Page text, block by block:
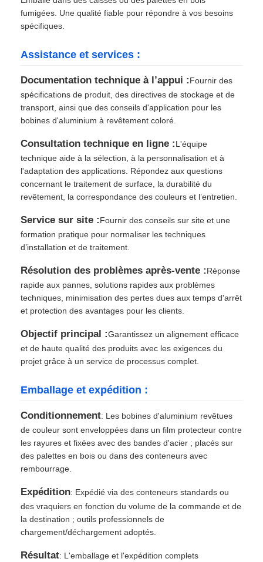
fumigées. Une qualité fiable pour répondre à vos besoins
spécifiques.
Assistance et services :
Documentation technique à l’appui :Fournir des
spécifications de produit, des directives de stockage et de
transport, ainsi que des conseils d'application pour les
bobines d'aluminium à revêtement coloré.
Consultation technique en ligne :L'équipe
technique aide à la sélection, à la personnalisation et à
l'adaptation des applications. Répondez aux questions
concernant le traitement de surface, la durabilité du
revêtement, la correspondance des couleurs et l’entretien.
Service sur site :Fournir des conseils sur site et une
formation pratique pour normaliser les techniques
d’installation et de traitement.
Résolution des problèmes après-vente :Réponse
rapide aux pannes, solutions rapides aux problèmes
techniques, minimisation des pertes dues aux temps d'arrêt
et protection des avantages pour les clients.
Objectif principal :Garantissez un alignement efficace
et de haute qualité des produits avec les exigences du
projet grâce à un service de processus complet.
Emballage et expédition :
Conditionnement: Les bobines d'aluminium revêtues
de couleur sont enveloppées dans un film protecteur contre
les rayures et fixées avec des bandes d'acier ; placés sur
des palettes en bois ou dans des conteneurs avec
rembourrage.
Expédition: Expédié via des conteneurs standards ou
des vraquiers en fonction du volume de la commande et de
la destination ; outils professionnels de
chargement/déchargement adoptés.
Résultat: L'emballage et l'expédition complets